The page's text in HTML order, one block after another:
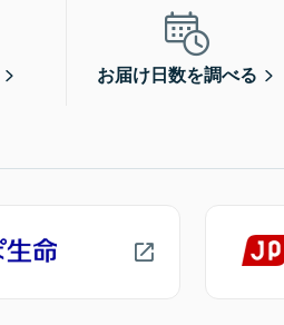
お届け日数を調べる